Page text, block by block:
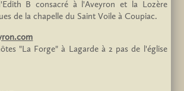
B consacré à l'Aveyron et la Lozère
de la chapelle du Saint Voile à Coupiac.
"La Forge" à Lagarde à 2 pas de l'église